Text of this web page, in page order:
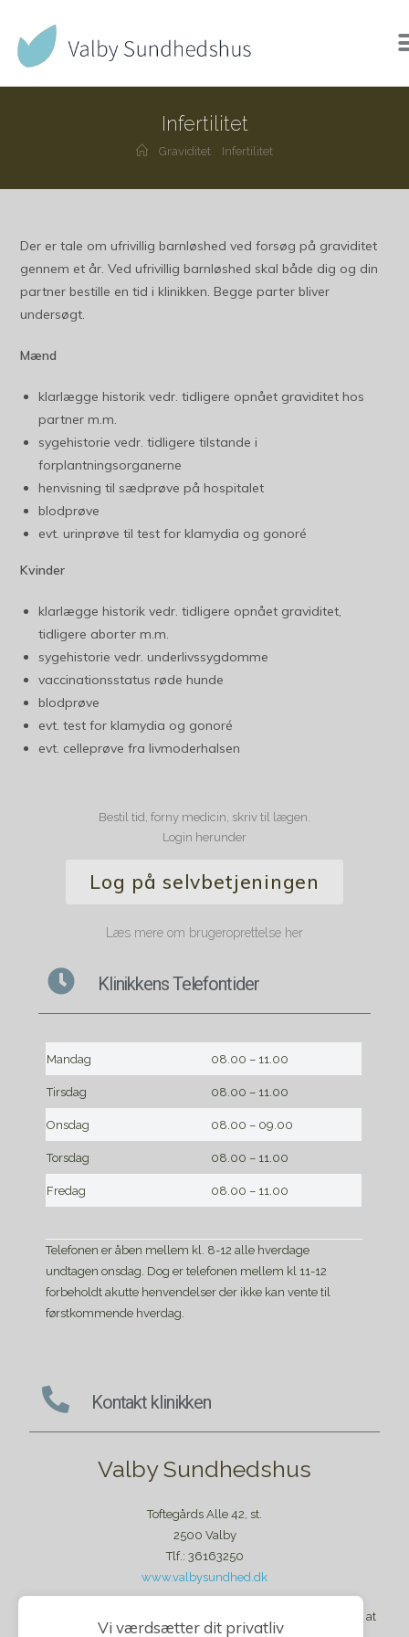
Infertilitet
Graviditet Infertilitet
Der er tale om ufrivillig barnløshed ved forsøg på graviditet
gennem et år. Ved ufrivillig barnløshed skal både dig og din
partner bestille en tid i klinikken. Begge parter bliver
undersøgt.
Mænd
klarlægge historik vedr. tidligere opnået graviditet hos
partner m.m.
sygehistorie vedr. tidligere tilstande i
forplantningsorganerne
henvisning til sædprøve på hospitalet
blodprøve
evt. urinprøve til test for klamydia og gonoré
Kvinder
klarlægge historik vedr. tidligere opnået graviditet,
tidligere aborter m.m.
sygehistorie vedr. underlivssygdomme
vaccinationsstatus røde hunde
blodprøve
evt. test for klamydia og gonoré
evt. celleprøve fra livmoderhalsen
Bestil tid, forny medicin, skriv til lægen.
Login herunder
Log på selvbetjeningen
Læs mere om brugeroprettelse her
Klinikkens Telefontider
Mandag 08.00 – 11.00
Tirsdag 08.00 – 11.00
Onsdag 08.00 – 09.00
Torsdag 08.00 – 11.00
Fredag 08.00 – 11.00
Telefonen er åben mellem kl. 8-12 alle hverdage
undtagen onsdag. Dog er telefonen mellem kl 11-12
forbeholdt akutte henvendelser der ikke kan vente til
førstkommende hverdag.
Kontakt klinikken
Valby Sundhedshus
Toftegårds Alle 42, st.
2500 Valby
Tlf.: 36163250
www.valbysundhed.dk
Klinikken har lukket for tilgang af nye patienter. Det forventes at
Vi værdsætter dit privatliv